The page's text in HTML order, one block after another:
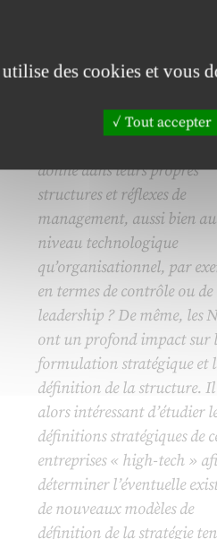
managers sont eux-mêmes
technologies, comment les
donne dans leurs propres
structures et réflexes de
management, aussi bien au
niveau technologique
qu’organisationnel, par
en termes de contrôle ou de
leadership ? De même, les
ont un profond impact sur
formulation stratégique et
définition de la structure.
alors intéressant d’étudier
définitions stratégiques de
entreprises « high-tech »
déterminer l’éventuelle
de nouveaux modèles de
définition de la stratégie
des cookies et vous
Tout accepter